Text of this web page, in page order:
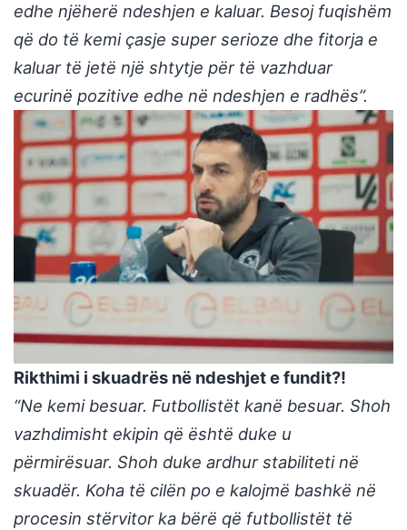
edhe njëherë ndeshjen e kaluar. Besoj fuqishëm
që do të kemi çasje super serioze dhe fitorja e
kaluar të jetë një shtytje për të vazhduar
ecurinë pozitive edhe në ndeshjen e radhës”.
Rikthimi i skuadrës në ndeshjet e fundit?!
“Ne kemi besuar. Futbollistët kanë besuar. Shoh
vazhdimisht ekipin që është duke u
përmirësuar. Shoh duke ardhur stabiliteti në
skuadër. Koha të cilën po e kalojmë bashkë në
procesin stërvitor ka bërë që futbollistët të